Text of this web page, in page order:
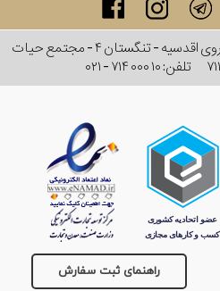
آدرس: تهران - خ پاسداران - رو به روی اقدسیه - تنگستان ۴ - مجتمع حیات
تلفن:۰۲۱ - ۷۱۴ ۰۰۰ ۱۰
راهنمای ثبت سفارش